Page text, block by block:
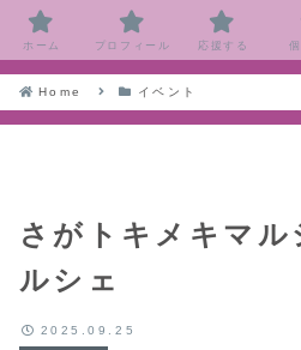
Home イベント
さがトキメキマ
ルシェ
2025.09.25
ホーム プロフィール 応援する